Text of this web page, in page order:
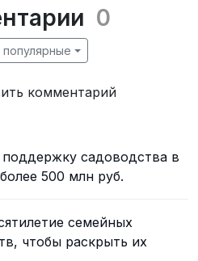
0
популярные
комментарий
садоводства в
500 млн руб.
семейных
чтобы раскрыть их